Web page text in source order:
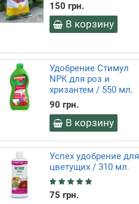
150 грн.
В корзину
Удобрение Стимул
NPK для роз и
хризантем / 550 мл.
90 грн.
В корзину
Успех удобрение для
цветущих / 310 мл.
75 грн.